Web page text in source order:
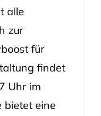
alle
zur
für
findet
Uhr im
bietet eine